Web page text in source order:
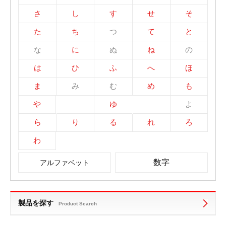
さ し す せ そ
た ち つ て と
な に ぬ ね の
は ひ ふ へ ほ
ま み む め も
や ゆ よ
ら り る れ ろ
わ
アルファベット 数字
製品を探す Product Search